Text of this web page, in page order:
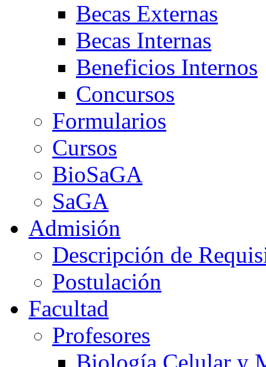
Becas Externas
Becas Internas
Beneficios Internos
Concursos
Formularios
Cursos
BioSaGA
SaGA
Admisión
Descripción de
Postulación
Facultad
Profesores